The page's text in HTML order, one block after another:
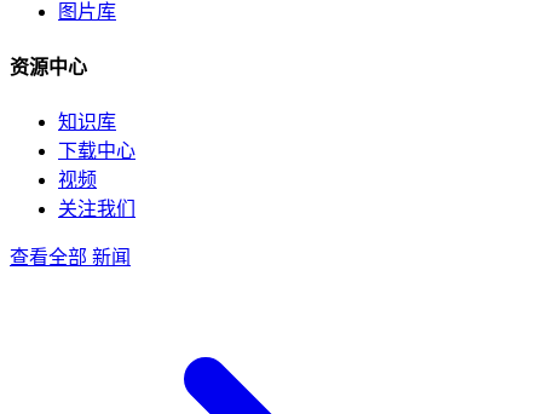
图片库
资源中心
知识库
下载中心
视频
关注我们
查看全部 新闻